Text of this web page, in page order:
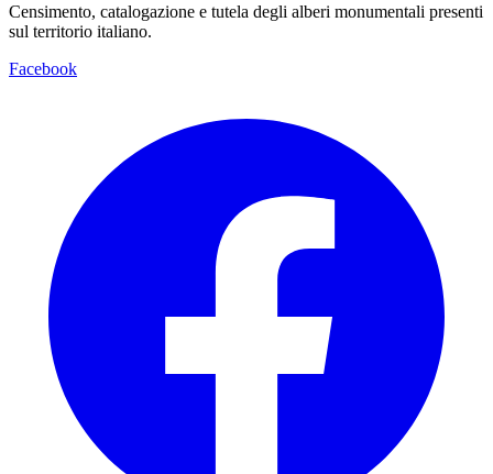
Censimento, catalogazione e tutela degli alberi monumentali presenti
sul territorio italiano.
Facebook